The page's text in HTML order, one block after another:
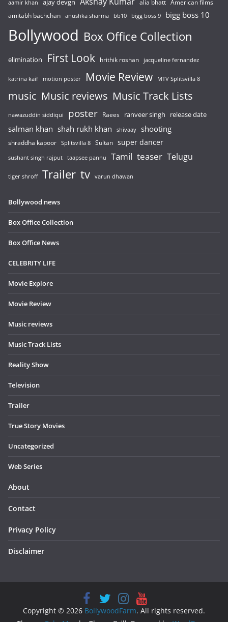
aamir khan ajay devgn alia bhatt American films
amitabh bachchan anushka sharma bb10 bigg boss 9 bigg boss 10
Bollywood Box Office Collection
elimination First Look hrithik roshan jacqueline fernandez
katrina kaif motion poster Movie Review MTV Splitsvilla 8
music Music reviews Music Track Lists
nawazuddin siddiqui poster Raees ranveer singh release date
salman khan shah rukh khan shivaay shooting
shraddha kapoor Splitsvilla 8 Sultan super dancer
sushant singh rajput taapsee pannu Tamil teaser Telugu
tiger shroff Trailer tv varun dhawan
Bollywood news
Box Office Collection
Box Office News
CELEBRITY LIFE
Movie Explore
Movie Review
Music reviews
Music Track Lists
Reality Show
Television
Trailer
True Story Movies
Uncategorized
Web Series
About
Contact
Privacy Policy
Disclaimer
Copyright © 2026 BollywoodFarm. All rights reserved.